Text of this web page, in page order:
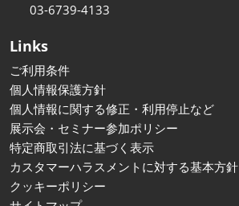
03-6739-4133
Links
ご利用条件
個人情報保護方針
個人情報に関する修正・利用停止など
展示会・セミナー参加ポリシー
特定商取引法に基づく表示
カスタマーハラスメントに対する基本方針
クッキーポリシー